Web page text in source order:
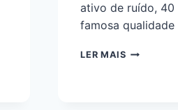
ativo de ruído, 40
famosa qualidade
LER MAIS